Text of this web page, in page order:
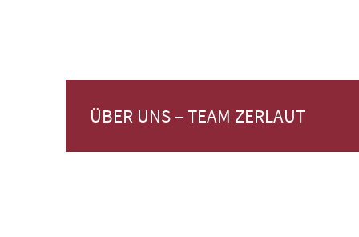
ÜBER UNS – TEAM ZERLAUT